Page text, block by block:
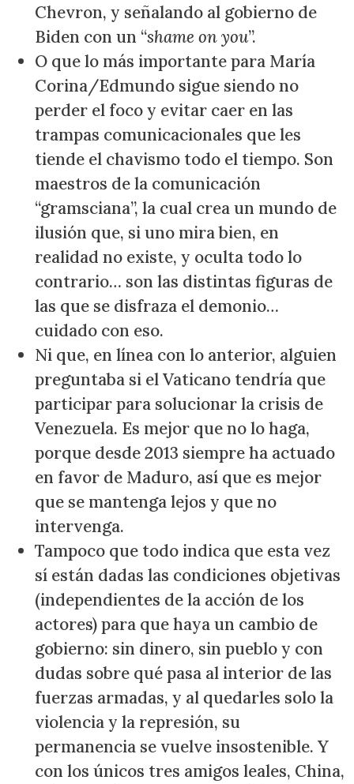
Chevron, y señalando al gobierno de
Biden con un “shame on you”.
O que lo más importante para María
Corina/Edmundo sigue siendo no
perder el foco y evitar caer en las
trampas comunicacionales que les
tiende el chavismo todo el tiempo. Son
maestros de la comunicación
“gramsciana”, la cual crea un mundo de
ilusión que, si uno mira bien, en
realidad no existe, y oculta todo lo
contrario… son las distintas figuras de
las que se disfraza el demonio…
cuidado con eso.
Ni que, en línea con lo anterior, alguien
preguntaba si el Vaticano tendría que
participar para solucionar la crisis de
Venezuela. Es mejor que no lo haga,
porque desde 2013 siempre ha actuado
en favor de Maduro, así que es mejor
que se mantenga lejos y que no
intervenga.
Tampoco que todo indica que esta vez
sí están dadas las condiciones objetivas
(independientes de la acción de los
actores) para que haya un cambio de
gobierno: sin dinero, sin pueblo y con
dudas sobre qué pasa al interior de las
fuerzas armadas, y al quedarles solo la
violencia y la represión, su
permanencia se vuelve insostenible. Y
con los únicos tres amigos leales, China,